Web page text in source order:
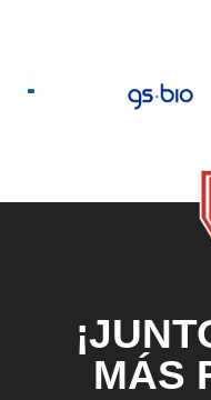
MÁS